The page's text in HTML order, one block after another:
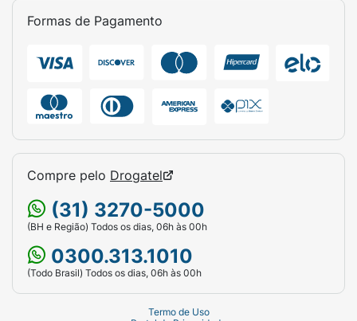
Formas de Pagamento
Compre pelo Drogatel
(31) 3270-5000
(BH e Região) Todos os dias, 06h às 00h
0300.313.1010
(Todo Brasil) Todos os dias, 06h às 00h
Termo de Uso